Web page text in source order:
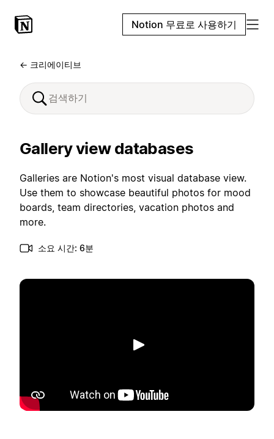
Notion 무료로 사용하기
← 크리에이티브
Gallery view databases
Galleries are Notion's most visual database view.
Use them to showcase beautiful photos for mood
boards, team directories, vacation photos and
more.
소요 시간: 6분
재생